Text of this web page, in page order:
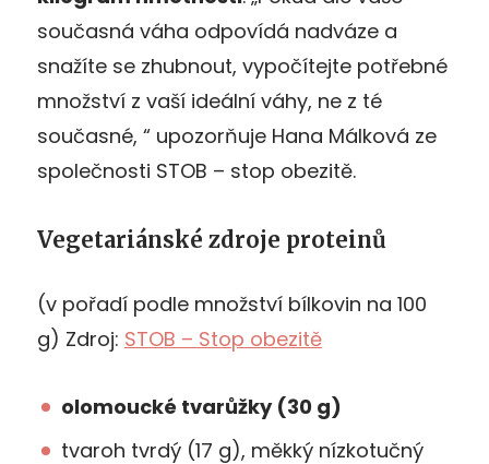
současná váha odpovídá nadváze a
snažíte se zhubnout, vypočítejte potřebné
množství z vaší ideální váhy, ne z té
současné, “ upozorňuje Hana Málková ze
společnosti STOB – stop obezitě.
Vegetariánské zdroje proteinů
(v pořadí podle množství bílkovin na 100
g) Zdroj: STOB – Stop obezitě
olomoucké tvarůžky (30 g)
tvaroh tvrdý (17 g), měkký nízkotučný